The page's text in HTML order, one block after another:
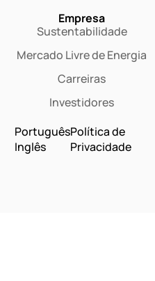
Empresa
Sustentabilidade
Mercado Livre de Energia
Carreiras
Investidores
Português
Inglês
Política de
Privacidade